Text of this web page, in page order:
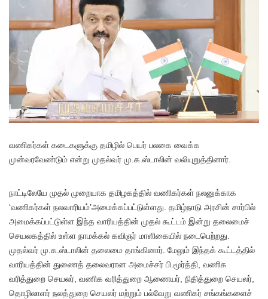
வணிகர்கள் கடைகளுக்கு தமிழில் பெயர் பலகை வைக்க
முன்வரவேண்டும் என்று முதல்வர் மு.க.ஸ்டாலின் வலியுறுத்தினார்.
நாட்டிலேயே முதல் முறையாக தமிழகத்தில் வணிகர்கள் நலனுக்காக
‘வணிகர்கள் நலவாரியம்’அமைக்கப்பட்டுள்ளது. தமிழ்நாடு அரசின் சார்பில்
அமைக்கப்பட்டுள்ள இந்த வாரியத்தின் முதல் கூட்டம் இன்று தலைமைச்
செயலகத்தில் உள்ள நாமக்கல் கவிஞர் மாளிகையில் நடைபெற்றது.
முதல்வர் மு.க.ஸ்டாலின் தலைமை தாங்கினார். மேலும் இந்தக் கூட்டத்தில்
வாரியத்தின் துணைத் தலைவரான அமைச்சர் பி.மூர்த்தி, வணிக
வரித்துறை செயலர், வணிக வரித்துறை ஆணையர், நிதித்துறை செயலர்,
தொழிலாளர் நலத்துறை செயலர் மற்றும் பல்வேறு வணிகர் சங்கங்களைச்